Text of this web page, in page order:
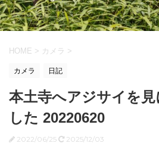
HOME > カメラ >
カメラ 日記
本土寺へアジサイを見
した 20220620
2022/06/25 2025/12/03